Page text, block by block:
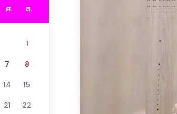
ศ. ส.
1
7 8
14 15
21 22